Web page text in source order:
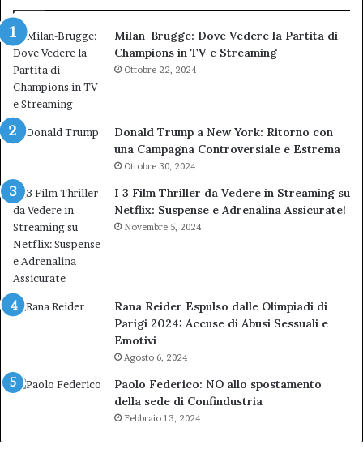
Milan-Brugge: Dove Vedere la Partita di
Champions in TV e Streaming
Ottobre 22, 2024
Donald Trump a New York: Ritorno con
una Campagna Controversiale e Estrema
Ottobre 30, 2024
I 3 Film Thriller da Vedere in Streaming su
Netflix: Suspense e Adrenalina Assicurate!
Novembre 5, 2024
Rana Reider Espulso dalle Olimpiadi di
Parigi 2024: Accuse di Abusi Sessuali e
Emotivi
Agosto 6, 2024
Paolo Federico: NO allo spostamento
della sede di Confindustria
Febbraio 13, 2024